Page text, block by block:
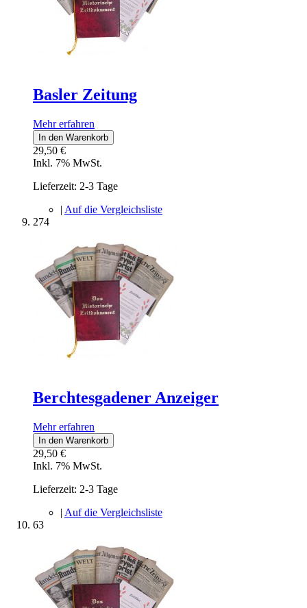
Basler Zeitung
Mehr erfahren
In den Warenkorb
29,50 €
Inkl. 7% MwSt.
Lieferzeit: 2-3 Tage
| Auf die Vergleichsliste
274
Berchtesgadener Anzeiger
Mehr erfahren
In den Warenkorb
29,50 €
Inkl. 7% MwSt.
Lieferzeit: 2-3 Tage
| Auf die Vergleichsliste
63